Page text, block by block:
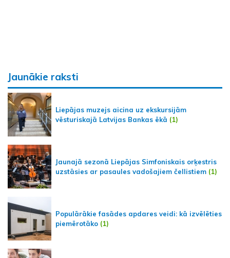
Jaunākie raksti
Liepājas muzejs aicina uz ekskursijām
vēsturiskajā Latvijas Bankas ēkā (1)
Jaunajā sezonā Liepājas Simfoniskais orķestris
uzstāsies ar pasaules vadošajiem čellistiem (1)
Populārākie fasādes apdares veidi: kā izvēlēties
piemērotāko (1)